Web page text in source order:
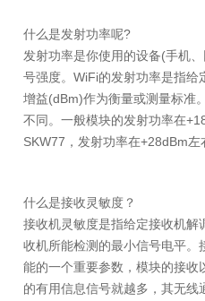
什么是发射功率呢?
发射功率是你使用的设备(手机
号强度。WiFi的发射功率是指给
增益(dBm)作为衡量或测量标准
不同。一般模块的发射功率在
SKW77，发射功率在+28dBm左
什么是接收灵敏度？
接收机灵敏度是指给定接收机
收机所能检测的最小信号电平。
能的一个重要参数，模块的接收
的有用信息信号就越多，其无